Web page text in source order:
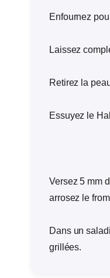
Enfournez
Laissez
Retirez la
Essuyez le
Versez 5 mm
arrosez le
Dans un
grillées.